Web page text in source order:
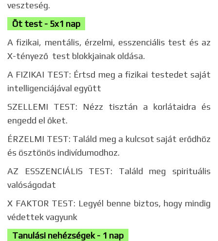
veszteség.
Öt test - 5x1 nap
A fizikai, mentális, érzelmi, esszenciális test és az
X-tényező test blokkjainak oldása.
A FIZIKAI TEST: Értsd meg a fizikai testedet saját
intelligenciájával együtt
SZELLEMI TEST: Nézz tisztán a korlátaidra és
engedd el őket.
ÉRZELMI TEST: Találd meg a kulcsot saját erődhöz
és ösztönös indivídumodhoz.
AZ ESSZENCIÁLIS TEST: Találd meg spirituális
valóságodat
X FAKTOR TEST: Legyél benne biztos, hogy mindig
védettek vagyunk
Tanulási nehézségek - 1 nap